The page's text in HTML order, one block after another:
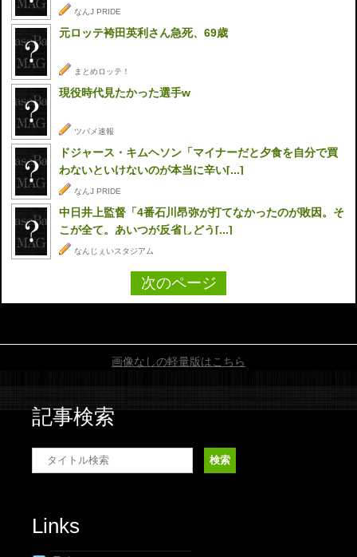
なんJ PRIDE
元ロッテ袴田英利さん急死、69歳
まとめロッテ！
現役時代見たかった選手w
ツバメ速報
ドジャース・キムヘソン「マイナーだと夕食を自分で買
わないといけないのが本当に辛い[...]
なんJ PRIDE
中日井上監督「4番石川昂弥が打てなかったのが敗因。そ
こが全て。あいつが反省しどう[...]
なんじぇいスタジアム
次のページ
画像なしの軽量版はこちら
記事検索
Links